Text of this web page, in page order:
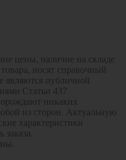
цены, наличие на складе
носят справочный
являются публичной
Статьи 437
никаких
из сторон. Актуальную
характеристики